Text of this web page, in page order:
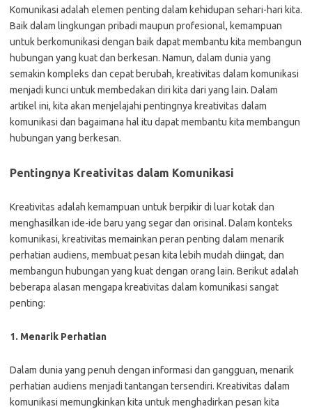
Komunikasi adalah elemen penting dalam kehidupan sehari-hari kita.
Baik dalam lingkungan pribadi maupun profesional, kemampuan
untuk berkomunikasi dengan baik dapat membantu kita membangun
hubungan yang kuat dan berkesan. Namun, dalam dunia yang
semakin kompleks dan cepat berubah, kreativitas dalam komunikasi
menjadi kunci untuk membedakan diri kita dari yang lain. Dalam
artikel ini, kita akan menjelajahi pentingnya kreativitas dalam
komunikasi dan bagaimana hal itu dapat membantu kita membangun
hubungan yang berkesan.
Pentingnya Kreativitas dalam Komunikasi
Kreativitas adalah kemampuan untuk berpikir di luar kotak dan
menghasilkan ide-ide baru yang segar dan orisinal. Dalam konteks
komunikasi, kreativitas memainkan peran penting dalam menarik
perhatian audiens, membuat pesan kita lebih mudah diingat, dan
membangun hubungan yang kuat dengan orang lain. Berikut adalah
beberapa alasan mengapa kreativitas dalam komunikasi sangat
penting:
1. Menarik Perhatian
Dalam dunia yang penuh dengan informasi dan gangguan, menarik
perhatian audiens menjadi tantangan tersendiri. Kreativitas dalam
komunikasi memungkinkan kita untuk menghadirkan pesan kita